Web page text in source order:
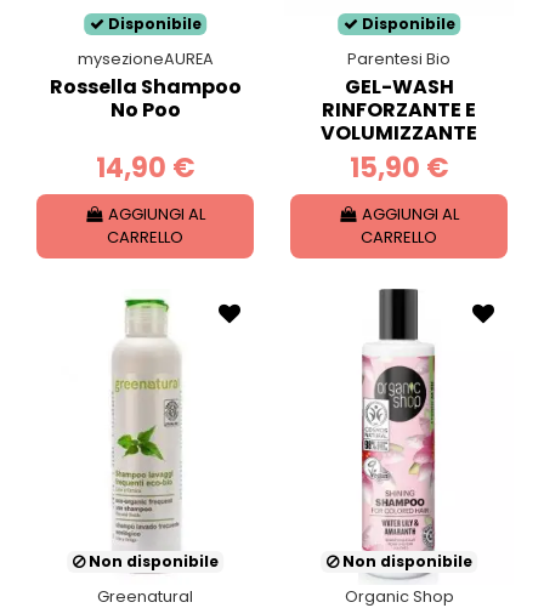
Disponibile
mysezioneAUREA
Rossella Shampoo
No Poo
14,90 €
AGGIUNGI AL
CARRELLO
Disponibile
Parentesi Bio
GEL-WASH
RINFORZANTE E
VOLUMIZZANTE
15,90 €
AGGIUNGI AL
CARRELLO
Non disponibile
Greenatural
Non disponibile
Organic Shop